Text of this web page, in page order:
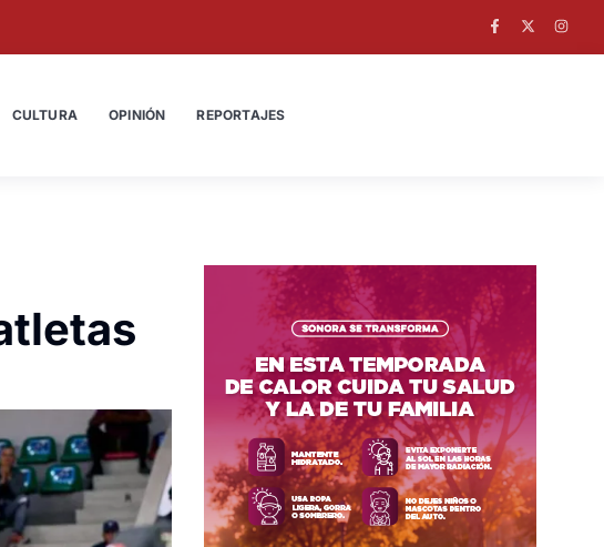
CULTURA OPINIÓN REPORTAJES